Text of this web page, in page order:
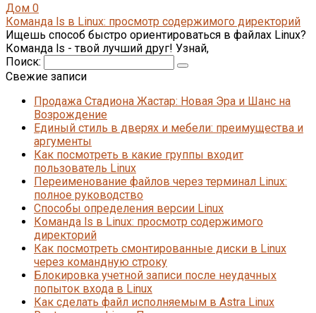
Дом 0
Команда ls в Linux: просмотр содержимого директорий
Ищешь способ быстро ориентироваться в файлах Linux?
Команда ls - твой лучший друг! Узнай,
Поиск:
Свежие записи
Продажа Стадиона Жастар: Новая Эра и Шанс на
Возрождение
Единый стиль в дверях и мебели: преимущества и
аргументы
Как посмотреть в какие группы входит
пользователь Linux
Переименование файлов через терминал Linux:
полное руководство
Способы определения версии Linux
Команда ls в Linux: просмотр содержимого
директорий
Как посмотреть смонтированные диски в Linux
через командную строку
Блокировка учетной записи после неудачных
попыток входа в Linux
Как сделать файл исполняемым в Astra Linux